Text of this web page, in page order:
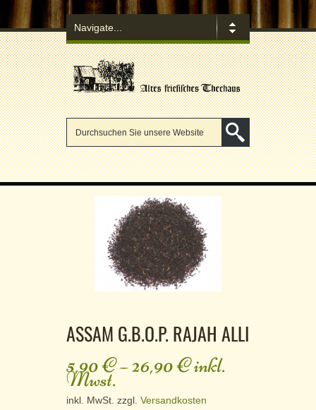
ASSAM G.B.O.P. RAJAH ALLI
5,90€–26,90€inkl.
Mwst.
inkl. MwSt. zzgl. Versandkosten